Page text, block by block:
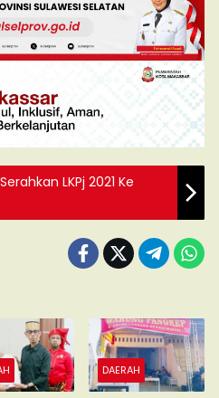
LKPj 2021 Ke
DAERAH